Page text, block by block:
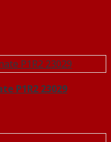
P1R2 23029